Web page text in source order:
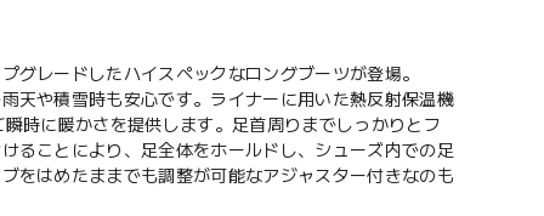
グレードしたハイスペックなロングブーツが登場。
天や積雪時も安心です。ライナーに用いた熱反射保温機
時に暖かさを提供します。足首周りまでしっかりとフ
ることにより、足全体をホールドし、シューズ内での足
をはめたままでも調整が可能なアジャスター付きなのも